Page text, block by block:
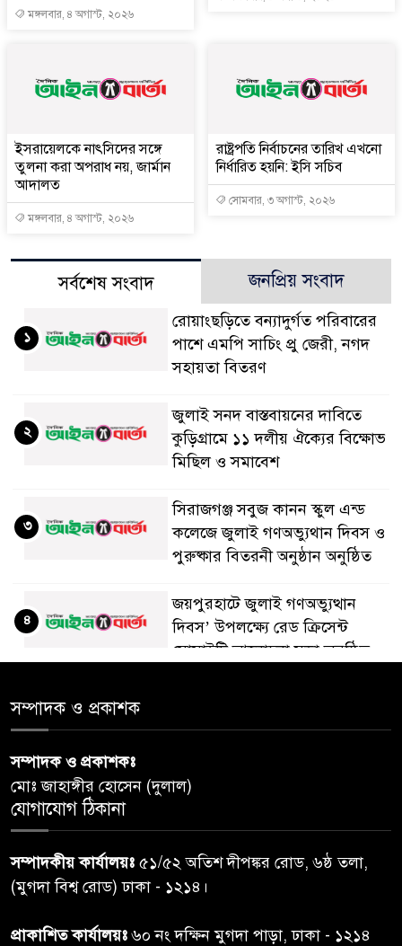
মঙ্গলবার, ৪ অগাস্ট, ২০২৬
ইসরায়েলকে নাৎসিদের সঙ্গে
তুলনা করা অপরাধ নয়, জার্মান
আদালত
মঙ্গলবার, ৪ অগাস্ট, ২০২৬
রাষ্ট্রপতি নির্বাচনের তারিখ এখনো
নির্ধারিত হয়নি: ইসি সচিব
সোমবার, ৩ অগাস্ট, ২০২৬
সর্বশেষ সংবাদ জনপ্রিয় সংবাদ
রোয়াংছড়িতে বন্যাদুর্গত পরিবারের
পাশে এমপি সাচিং প্রু জেরী, নগদ
সহায়তা বিতরণ
১
জুলাই সনদ বাস্তবায়নের দাবিতে
কুড়িগ্রামে ১১ দলীয় ঐক্যের বিক্ষোভ
মিছিল ও সমাবেশ
২
সিরাজগঞ্জ সবুজ কানন স্কুল এন্ড
কলেজে জুলাই গণঅভ্যুথান দিবস ও
পুরুষ্কার বিতরনী অনুষ্ঠান অনুষ্ঠিত
৩
জয়পুরহাটে জুলাই গণঅভ্যুত্থান
দিবস’ উপলক্ষ্যে রেড ক্রিসেন্ট
সোসাইটি আলোচনা সভা অনুষ্ঠিত
৪
দিবস-২০২৬’।
৫
মাঝে ১৩ লক্ষ ১৫ হাজার টাকা
বিতরণ
৬
বান্দরবানে বন্যায় ক্ষতিগ্রস্তদের
সম্পাদক ও প্রকাশক
সম্পাদক ও প্রকাশকঃ
মোঃ জাহাঙ্গীর হোসেন (দুলাল)
যোগাযোগ ঠিকানা
সম্পাদকীয় কার্যালয়ঃ ৫১/৫২ অতিশ দীপঙ্কর রোড, ৬ষ্ঠ তলা,
(মুগদা বিশ্ব রোড) ঢাকা - ১২১৪।
প্রাকাশিত কার্যালয়ঃ৬০ নং দক্ষিন মুগদা পাড়া, ঢাকা - ১২১৪